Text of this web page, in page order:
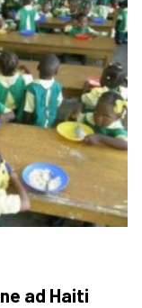
ad Haiti